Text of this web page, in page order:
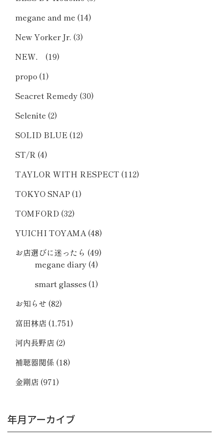
megane and me (14)
New Yorker Jr. (3)
NEW．
(19)
propo (1)
Seacret Remedy (30)
Selenite (2)
SOLID BLUE (12)
ST/R (4)
TAYLOR WITH RESPECT (112)
TOKYO SNAP (1)
TOMFORD (32)
YUICHI TOYAMA(48)
お店選びに迷ったら (49)
megane diary (4)
smart glasses (1)
お知らせ (82)
富田林店 (1,751)
河内長野店 (2)
補聴器関係 (18)
金剛店 (971)
年月アーカイブ